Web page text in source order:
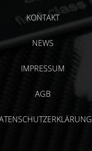
KONTAKT
NEWS
IMPRESSUM
AGB